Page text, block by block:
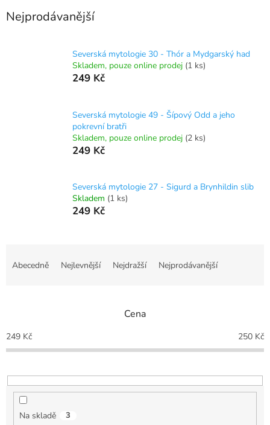
Nejprodávanější
Severská mytologie 30 - Thór a Mydgarský had
Skladem, pouze online prodej (1 ks)
249 Kč
Severská mytologie 49 - Šípový Odd a jeho
pokrevní bratři
Skladem, pouze online prodej (2 ks)
249 Kč
Severská mytologie 27 - Sigurd a Brynhildin slib
Skladem (1 ks)
249 Kč
p
r
o
u
Abecedně Nejlevnější Nejdražší Nejprodávanější
Cena
249 Kč 250 Kč
Na skladě 3